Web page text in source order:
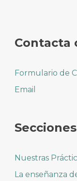
Contacta
Formulario de
Email
Secciones
Nuestras
La enseñanza